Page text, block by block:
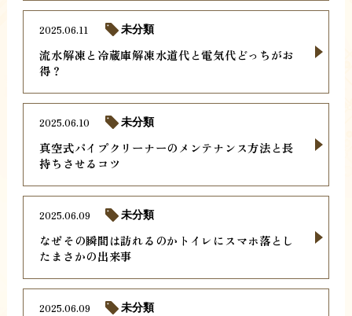
流水解凍と冷蔵庫解凍水道代と電気代どっちがお
得？
2025.06.11 未分類
真空式パイプクリーナーのメンテナンス方法と長
持ちさせるコツ
2025.06.10 未分類
なぜその瞬間は訪れるのかトイレにスマホ落とし
たまさかの出来事
2025.06.09 未分類
2025.06.09 未分類